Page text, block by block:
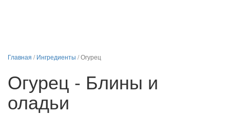
Главная /Ингредиенты /Огурец
Огурец - Блины и
оладьи